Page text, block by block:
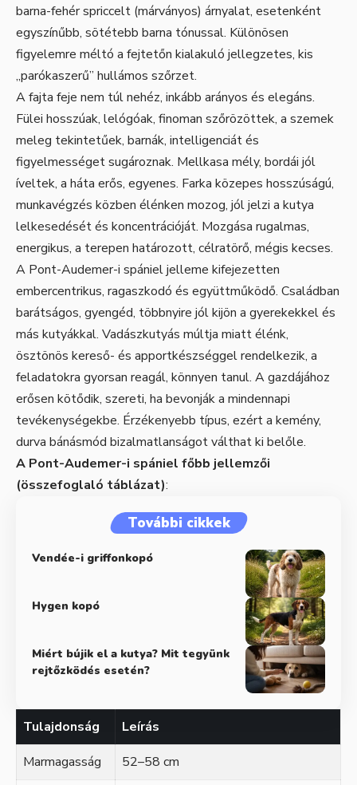
barna-fehér spriccelt (márványos) árnyalat, esetenként
egyszínűbb, sötétebb barna tónussal. Különösen
figyelemre méltó a fejtetőn kialakuló jellegzetes, kis
„parókaszerű” hullámos szőrzet.
A fajta feje nem túl nehéz, inkább arányos és elegáns.
Fülei hosszúak, lelógóak, finoman szőrözöttek, a szemek
meleg tekintetűek, barnák, intelligenciát és
figyelmességet sugároznak. Mellkasa mély, bordái jól
íveltek, a háta erős, egyenes. Farka közepes hosszúságú,
munkavégzés közben élénken mozog, jól jelzi a kutya
lelkesedését és koncentrációját. Mozgása rugalmas,
energikus, a terepen határozott, célratörő, mégis kecses.
A Pont-Audemer-i spániel jelleme kifejezetten
embercentrikus, ragaszkodó és együttműködő. Családban
barátságos, gyengéd, többnyire jól kijön a gyerekekkel és
más kutyákkal. Vadászkutyás múltja miatt élénk,
ösztönös kereső- és apportkészséggel rendelkezik, a
feladatokra gyorsan reagál, könnyen tanul. A gazdájához
erősen kötődik, szereti, ha bevonják a mindennapi
tevékenységekbe. Érzékenyebb típus, ezért a kemény,
durva bánásmód bizalmatlanságot válthat ki belőle.
A Pont-Audemer-i spániel főbb jellemzői
(összefoglaló táblázat):
További cikkek
Vendée-i griffonkopó
Hygen kopó
Miért bújik el a kutya? Mit tegyünk
rejtőzködés esetén?
Tulajdonság
Leírás
Marmagasság
52–58 cm